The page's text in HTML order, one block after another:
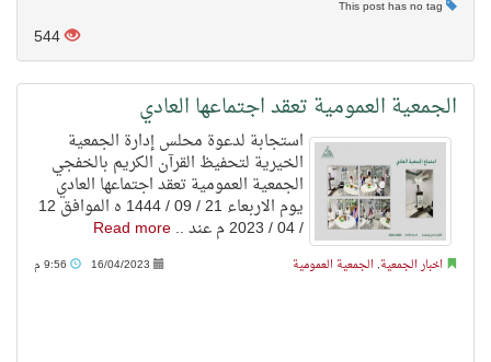
544
الجمعية العمومية تعقد اجتماعها العادي
استجابة لدعوة محلس إدارة الجمعية
الخيرية لتحفيظ القرآن الكريم بالخفجي
الجمعية العمومية تعقد اجتماعها العادي
يوم الاربعاء 21 / 09 / 1444 ه الموافق 12
/ 04 / 2023 م عند .. Read more
اخبار الجمعية, الجمعية العمومية 16/04/2023